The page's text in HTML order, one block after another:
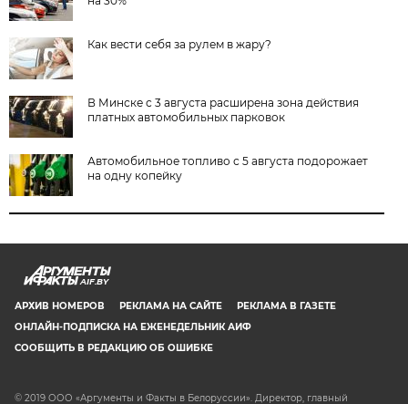
Как вести себя за рулем в жару?
В Минске с 3 августа расширена зона действия
платных автомобильных парковок
Автомобильное топливо с 5 августа подорожает
на одну копейку
AIF.BY
АРХИВ НОМЕРОВ РЕКЛАМА НА САЙТЕ
РЕКЛАМА В ГАЗЕТЕ
ОНЛАЙН-ПОДПИСКА НА ЕЖЕНЕДЕЛЬНИК АИФ
СООБЩИТЬ В РЕДАКЦИЮ ОБ ОШИБКЕ
© 2019 ООО «Аргументы и Факты в Белоруссии». Директор, главный